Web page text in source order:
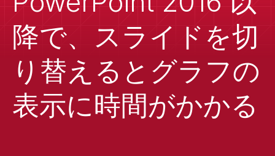
降で、スライドを切
り替えるとグラフの
表示に時間がかかる